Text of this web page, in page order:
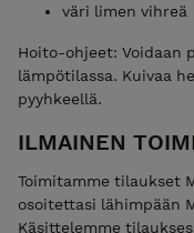
väri limen vihreä
Hoito-ohjeet: Voidaan
lämpötilassa. Kuivaa
pyyhkeellä.
ILMAINEN
Toimitamme tilaukset
osoitettasi lähimpään
Käsittelemme